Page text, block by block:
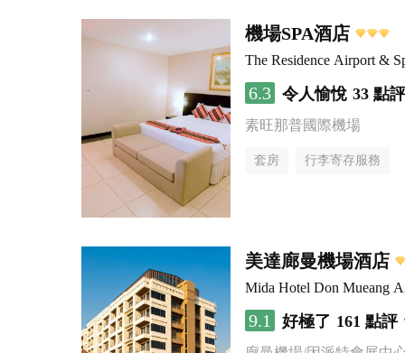
機場SPA酒店
The Residence Airport &
6.3 令人愉悅 33 點評
素旺那普國際機場
套房 行李寄存服務
美達廊曼機場酒店
Mida Hotel Don Mueang
9.1 好極了 161 點評